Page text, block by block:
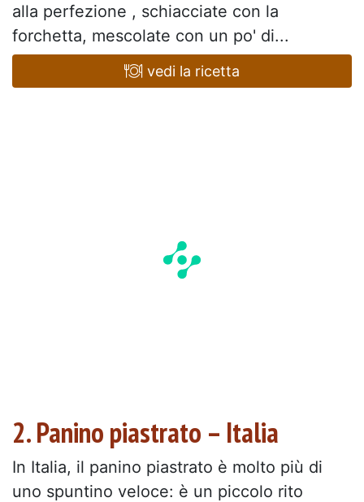
alla perfezione , schiacciate con la
forchetta, mescolate con un po' di...
vedi la ricetta
2. Panino piastrato – Italia
In Italia, il panino piastrato è molto più di
uno spuntino veloce: è un piccolo rito